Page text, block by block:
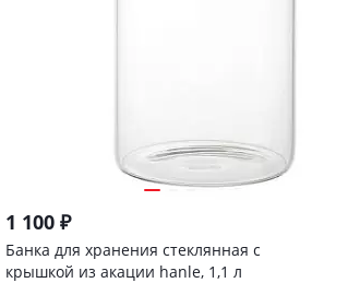
1 100 ₽
Банка для хранения стеклянная с
крышкой из акации hanle, 1,1 л